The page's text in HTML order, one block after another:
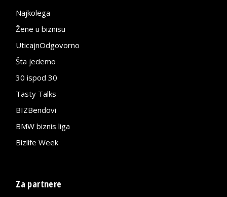
Najkolega
Žene u biznisu
UticajnOdgovorno
Šta jedemo
30 ispod 30
Tasty Talks
BIZBendovi
BMW biznis liga
Bizlife Week
Za partnere